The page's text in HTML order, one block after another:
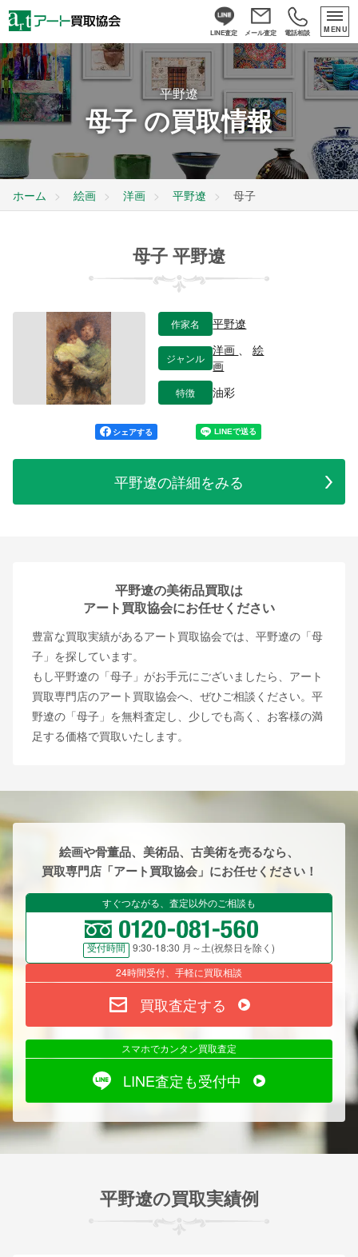
LINE査定 メール査定 電話相談 MENU
平野遼
母子 の買取情報
ホーム 絵画 洋画 平野遼 母子
母子 平野遼
作家名 平野遼
ジャンル
洋画 、絵
画
特徴 油彩
シェアする
平野遼の詳細をみる
平野遼の美術品買取は
アート買取協会にお任せください
豊富な買取実績があるアート買取協会では、平野遼の「母
子」を探しています。
もし平野遼の「母子」がお手元にございましたら、アート
買取専門店のアート買取協会へ、ぜひご相談ください。平
野遼の「母子」を無料査定し、少しでも高く、お客様の満
足する価格で買取いたします。
絵画や骨董品、美術品、古美術を売るなら、
買取専門店「アート買取協会」にお任せください！
すぐつながる、査定以外のご相談も
受付時間
9:30-18:30 月～土(祝祭日を除く)
24時間受付、手軽に買取相談
買取査定する
スマホでカンタン買取査定
LINE査定も受付中
平野遼の買取実績例